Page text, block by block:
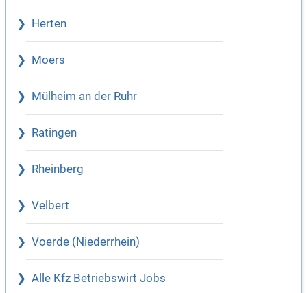
Herten
Moers
Mülheim an der Ruhr
Ratingen
Rheinberg
Velbert
Voerde (Niederrhein)
Alle Kfz Betriebswirt Jobs